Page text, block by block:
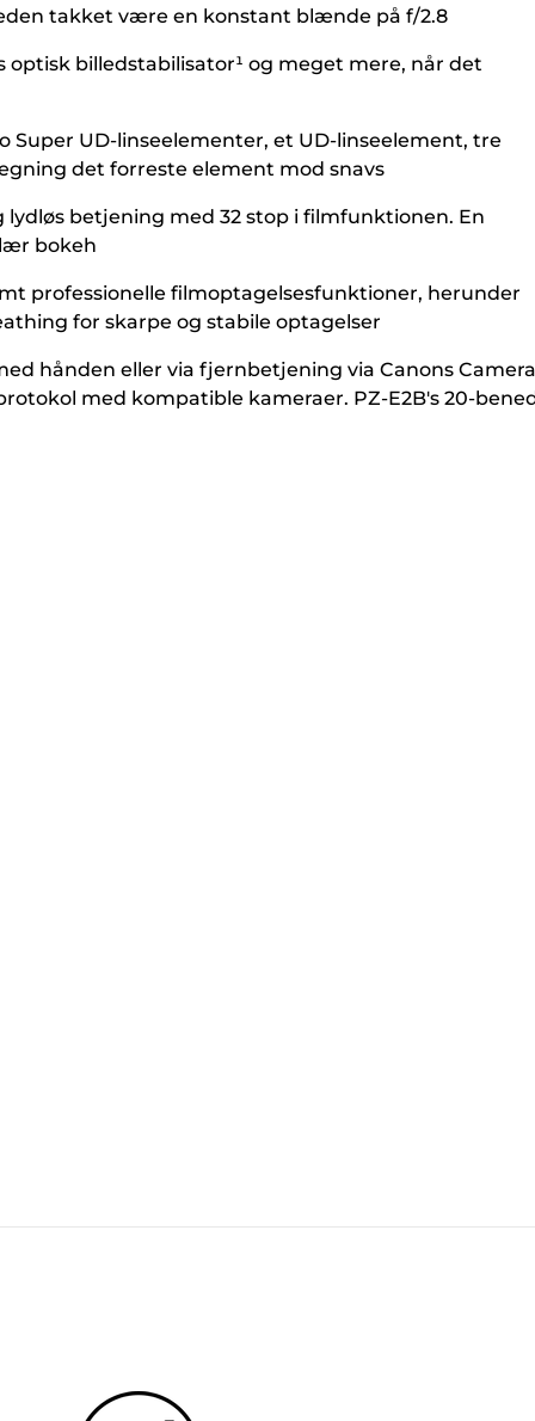
takket være en konstant blænde på f/2.8
billedstabilisator¹ og meget mere, når det
UD-linseelementer, et UD-linseelement, tre
det forreste element mod snavs
betjening med 32 stop i filmfunktionen. En
bokeh
professionelle filmoptagelsesfunktioner, herunder
for skarpe og stabile optagelser
hånden eller via fjernbetjening via Canons Camera
med kompatible kameraer. PZ-E2B's 20-